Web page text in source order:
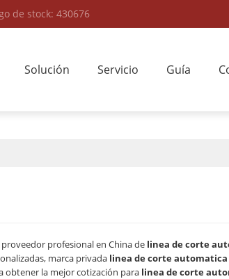
de stock: 430676
Solución Servicio Guía
profesional en China de linea de corte
marca privada linea de corte automatica
obtener la mejor cotización para linea de corte